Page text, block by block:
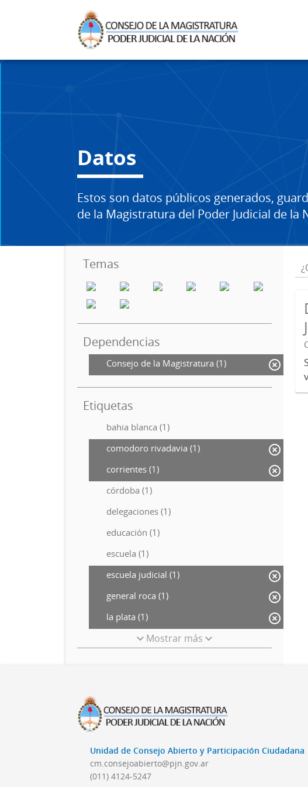
Datos
Estos son datos públicos generados,
de la Magistratura del Poder Judicial de la
Temas
Dependencias
Consejo de la Magistratura (1)
Etiquetas
bahia blanca (1)
comodoro rivadavia (1)
corrientes (1)
córdoba (1)
delegaciones (1)
educación (1)
escuela (1)
escuela judicial (1)
general roca (1)
la plata (1)
Mostrar más
Unidad de Consejo Abierto y Participación Ciudadana
cm.consejoabierto@pjn.gov.ar
(011) 4124-5247